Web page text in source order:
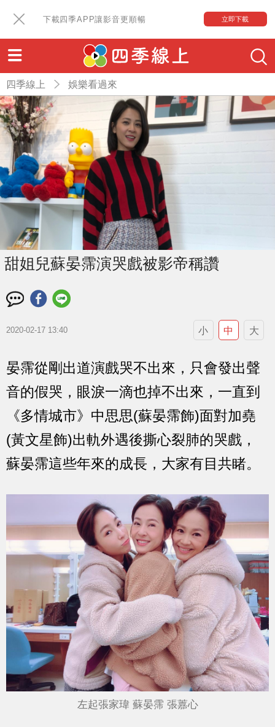
下載四季APP讓影音更順暢 立即下載
四季線上 娛樂看過來
甜姐兒蘇晏霈演哭戲被影帝稱讚
2020-02-17 13:40 小 中 大
晏霈從剛出道演戲哭不出來，只會發出聲
音的假哭，眼淚一滴也掉不出來，一直到
《多情城市》中思思(蘇晏霈飾)面對加堯
(黃文星飾)出軌外遇後撕心裂肺的哭戲，
蘇晏霈這些年來的成長，大家有目共睹。
左起張家瑋 蘇晏霈 張䕒心